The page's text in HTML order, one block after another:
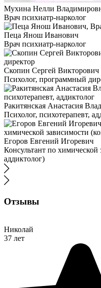
Мухина Нелли
Врач психиатр-нарколог
Пеца Янош Иванович
Врач психиатр-нарколог
Скопин Сергей Викторович
Психолог, программный
Ракитянская Анастасия
Психолог, психотерапевт,
Егоров Евгений Игоревич
Консультант по химической
аддиктолог)
Отзывы
Николай
37 лет